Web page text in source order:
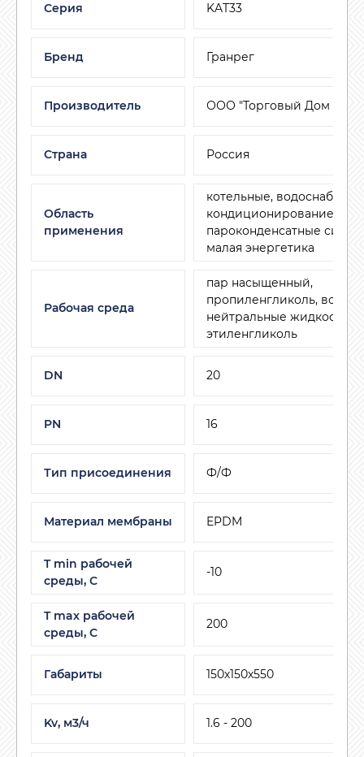
Серия KAT33
Бренд Гранрег
Производитель ООО "Торговый Дом АДЛ"
Страна Россия
Область
применения
котельные,
кондиционирование и
пароконденсатные
малая энергетика
Рабочая среда
пар насыщенный,
пропиленгликоль, воздух,
нейтральные жидкости,
этиленгликоль
DN 20
PN 16
Тип присоединения Ф/Ф
Материал мембраны EPDM
T min рабочей
среды, C
-10
T max рабочей
среды, С
200
Габариты 150х150х550
Kv, м3/ч 1.6 - 200